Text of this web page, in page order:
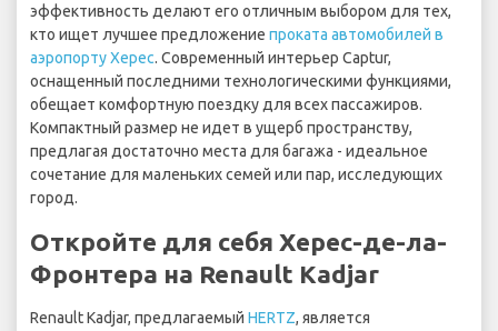
эффективность делают его отличным выбором для тех,
кто ищет лучшее предложение проката автомобилей в
аэропорту Херес. Современный интерьер Captur,
оснащенный последними технологическими функциями,
обещает комфортную поездку для всех пассажиров.
Компактный размер не идет в ущерб пространству,
предлагая достаточно места для багажа - идеальное
сочетание для маленьких семей или пар, исследующих
город.
Откройте для себя Херес-де-ла-
Фронтера на Renault Kadjar
Renault Kadjar, предлагаемый HERTZ, является